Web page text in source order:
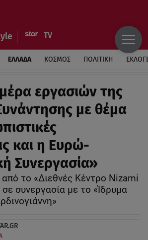
ΕΛΛΑΔΑ ΚΟΣΜΟΣ ΠΟΛΙΤΙΚΗ
εργασιών της
με θέμα
και η Ευρώ-
Συνεργασία»
το «Διεθνές Κέντρο Nizami
συνεργασία με το «Ίδρυμα